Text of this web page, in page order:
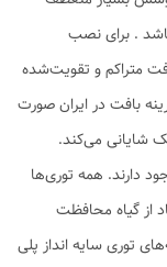
. برای نصب
متراکم و تقویت‌شده
بافت در ایران صورت
شایانی می‌کند.
دارند. همه توری‌ها
از گیاه محافظت
توری سایه انداز پلی